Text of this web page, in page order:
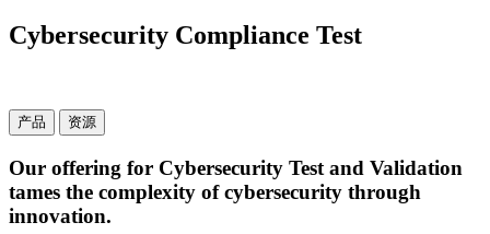
Cybersecurity Compliance Test
产品 资源
Our offering for Cybersecurity Test and Validation
tames the complexity of cybersecurity through
innovation.